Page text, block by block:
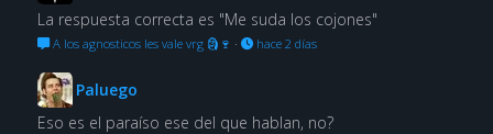
La respuesta correcta es "Me suda los cojones"
A los agnosticos les vale vrg 🗿🍷 · hace 2 días
Paluego
Eso es el paraíso ese del que hablan, no?